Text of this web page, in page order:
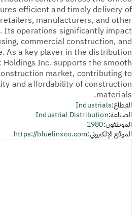
efficient and timely delivery of
manufacturers, and other
Its operations significantly impact
commercial construction, and
As a key player in the distribution
Holdings Inc. supports the smooth
market, contributing to
and affordability of construction
materials.
القطاع:Industrials
الصناعة:Industrial Distribution
الموظفون:1980
الموقع الإلكتروني:https://bluelinxco.com